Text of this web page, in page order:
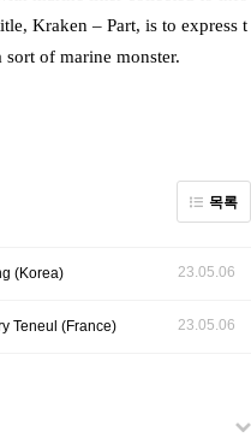
Kraken – Part, is to express t
of marine monster.
목록
(Korea) 23.05.06
Teneul (France) 23.05.06